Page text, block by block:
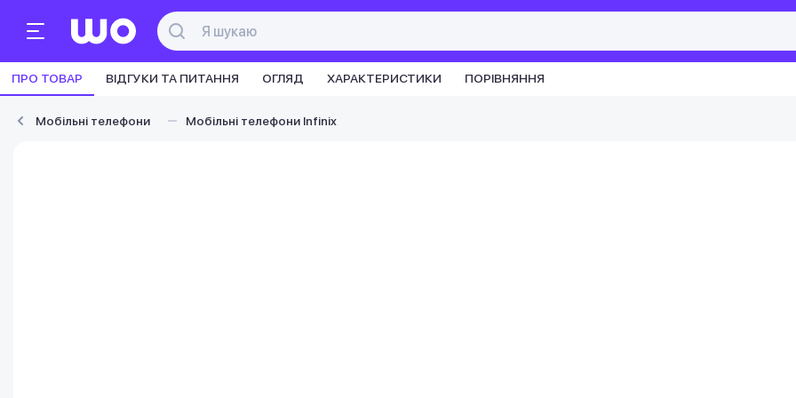
ПРО ТОВАР ВІДГУКИ ТА ПИТАННЯ ОГЛЯД ХАРАКТЕРИСТИКИ ПОРІВНЯННЯ
Мобільні телефони Мобільні телефони Infinix